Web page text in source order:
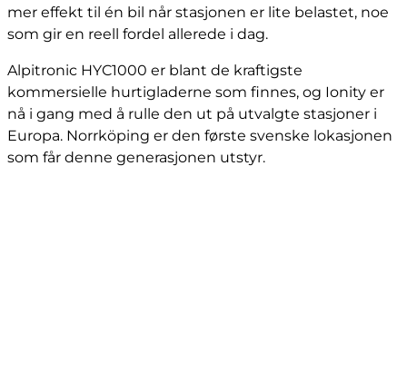
mer effekt til én bil når stasjonen er lite belastet, noe
som gir en reell fordel allerede i dag.
Alpitronic HYC1000 er blant de kraftigste
kommersielle hurtigladerne som finnes, og Ionity er
nå i gang med å rulle den ut på utvalgte stasjoner i
Europa. Norrköping er den første svenske lokasjonen
som får denne generasjonen utstyr.